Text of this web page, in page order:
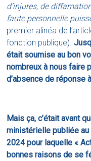
d’injures, de
faute personnelle
premier alinéa de
fonction publique).
était soumise au bon
nombreux à nous faire
d’absence de réponse
Mais ça, c’était avant
ministérielle publiée
2024pour laquelle «
bonnes raisons de se